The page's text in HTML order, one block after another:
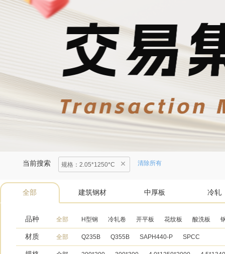
当前搜索 规格 ： 2.05*1250*C 清除所有
全部 建筑钢材 中厚板 冷轧
品种 全部 H型钢 冷轧卷 开平板 花纹板 酸洗板
材质 全部 Q235B Q355B SAPH440-P SPCC